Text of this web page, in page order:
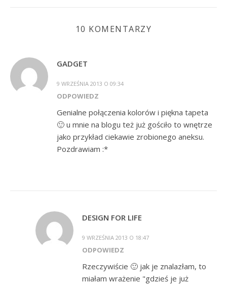
10 KOMENTARZY
GADGET
9 WRZEŚNIA 2013 O 09:34
ODPOWIEDZ
Genialne połączenia kolorów i piękna tapeta
🙂 u mnie na blogu też już gościło to wnętrze
jako przykład ciekawie zrobionego aneksu.
Pozdrawiam :*
DESIGN FOR LIFE
9 WRZEŚNIA 2013 O 18:47
ODPOWIEDZ
Rzeczywiście 🙂 jak je znalazłam, to
miałam wrażenie "gdzieś je już